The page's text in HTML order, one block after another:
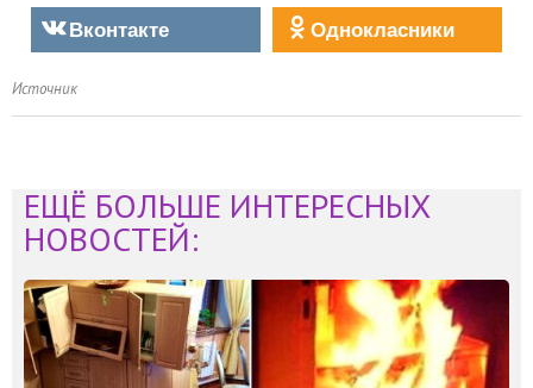
Вконтакте
Однокласники
Источник
ЕЩЁ БОЛЬШЕ ИНТЕРЕСНЫХ
НОВОСТЕЙ: